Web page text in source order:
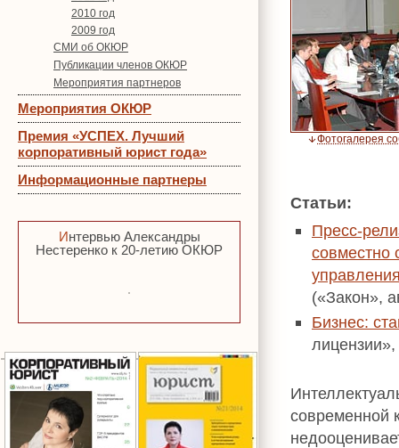
2010 год
2009 год
СМИ об ОКЮР
Публикации членов ОКЮР
Мероприятия партнеров
Мероприятия ОКЮР
Премия «УСПЕХ. Лучший
корпоративный юрист года»
Информационные партнеры
Интервью Александры
Нестеренко к 20-летию ОКЮР
Фотогалерея
Статьи:
Пресс-
(«Закон»,
Бизнес:
современной